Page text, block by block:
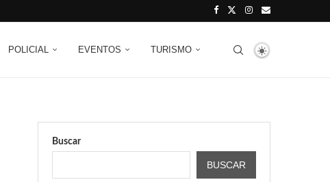
POLICIAL EVENTOS TURISMO
Buscar
BUSCAR